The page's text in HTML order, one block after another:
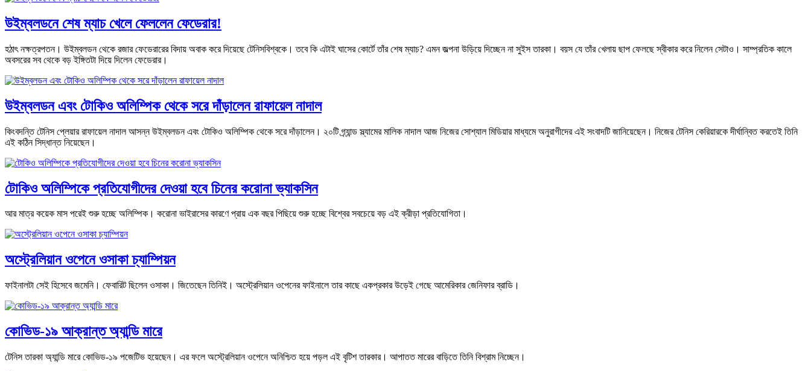
উইম্বলডনে শেষ ম্যাচ খেলে ফেললেন ফেডেরার!
হঠাৎ নক্ষত্রপতন। উইম্বলডন থেকে রজার ফেডেরারের বিদায় অবাক করে দিয়েছে টেনিসবিশ্বকে। তবে কি এটাই ঘাসের কোর্টে তাঁর শেষ ম্যাচ? এমন জল্পনা উড়িয়ে দিচ্ছেন না সুইস তারকা। বয়স যে তাঁর খেলায় ছাপ ফেলছে স্বীকার করে নিলেন সেটাও। সাম্প্রতিক কালে
অবসরের সব থেকে বড় ইঙ্গিতটা দিয়ে দিলেন ফেডেরার।
উইম্বলডন এবং টোকিও অলিম্পিক থেকে সরে দাঁড়ালেন রাফায়েল নাদাল
কিংবদন্তি টেনিস প্লেয়ার রাফায়েল নাদাল আসন্ন উইম্বলডন এবং টোকিও অলিম্পিক থেকে সরে দাঁড়ালেন। ২০টি গ্র্যান্ড স্ল্যামের মালিক নাদাল আজ নিজের সোশ্যাল মিডিয়ার মাধ্যমে অনুরাগীদের এই সংবাদটি জানিয়েছেন। নিজের টেনিস কেরিয়ারকে দীর্ঘান্বিত করতেই তিনি
এই কঠিন সিদ্ধান্ত নিয়েছেন।
টোকিও অলিম্পিকে প্রতিযোগীদের দেওয়া হবে চিনের করোনা ভ্যাকসিন
আর মাত্র কয়েক মাস পরেই শুরু হচ্ছে অলিম্পিক। করোনা ভাইরাসের কারণে প্রায় এক বছর পিছিয়ে শুরু হচ্ছে বিশ্বের সবচেয়ে বড় এই ক্রীড়া প্রতিযোগিতা।
অস্ট্রেলিয়ান ওপেনে ওসাকা চ্যাম্পিয়ন
ফাইনালটা সেই হিসেবে জমেনি। ফেবারিট ছিলেন ওসাকা। জিতেছেন তিনিই। অস্ট্রেলিয়ান ওপেনের ফাইনালে তার কাছে একপ্রকার উড়েই গেছে আমেরিকার জেনিফার ব্রাডি।
কোভিড-১৯ আক্রান্ত অ্যান্ডি মারে
টেনিস তারকা অ্যান্ডি মারে কোভিড-১৯ পজেটিভ হয়েছেন। এর ফলে অস্ট্রেলিয়ান ওপেনে অনিশ্চিত হয়ে পড়ল এই বৃটিশ তারকার। আপাতত মারের বাড়িতে তিনি বিশ্রাম নিচ্ছেন।